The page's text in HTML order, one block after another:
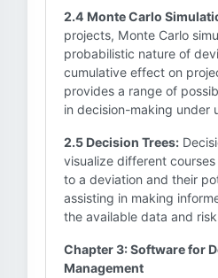
2.4 Monte Carlo
projects, Monte Carlo
probabilistic nature of
cumulative effect on
provides a range of
in decision-making under
2.5 Decision Trees:
visualize different
to a deviation and their
assisting in making
the available data and
Chapter 3: Software for
Management